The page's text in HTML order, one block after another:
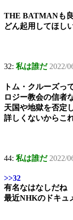
THE BATMANも
どん起用してほし
32: 私は誰だ 2022/
トム・クルーズっ
ロジー教会の信者
天国や地獄を否定
詳しくないからこ
44: 私は誰だ 2022/
>>32
有名なはなしだね
最近NHKのドキュ